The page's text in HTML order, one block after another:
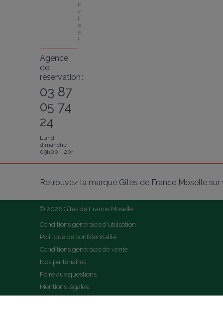
n
v
i
e
s
!
Agence
de
réservation :
03 87
05 74
24
Lundi -
dimanche :
09h00 - 20h
Retrouvez la marque Gîtes de France Moselle
© 2026 Gîtes de France Moselle
Conditions générales d'utilisation
Politique de confidentialité
Conditions générales de vente
Nos partenaires
Foire aux questions
Mentions légales